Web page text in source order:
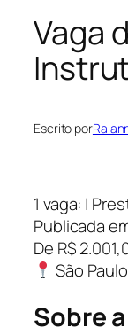
Vaga
Escrito por
1 vaga: |
Publicada
De R$
São
Sobre